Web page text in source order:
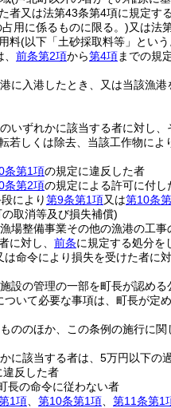
者又は法第43条第4項に規定す
用に係るものに限る。)又は法
料(以下「土砂採取料等」とい
前条第2項から第4項までの規
に入港したとき、又は当該漁
のいずれかに該当する者に対し
若しくは除去、当該工作物に
条第1項の規定に違反した者
条第2項の規定による許可に付
により第9条第1項又は第10条
取消等及び損失補償)
場整備事業その他の漁港の工
に対し、 前条に規定する処分を
命令により損失を受けた者に
設の管理の一部を町長が認め
いて必要な事項は、町長が定め
ののほか、この条例の施行に関
に該当する者は、5万円以下の
違反した者
長の命令に従わない者
1項 第10条第1項 第11条第1